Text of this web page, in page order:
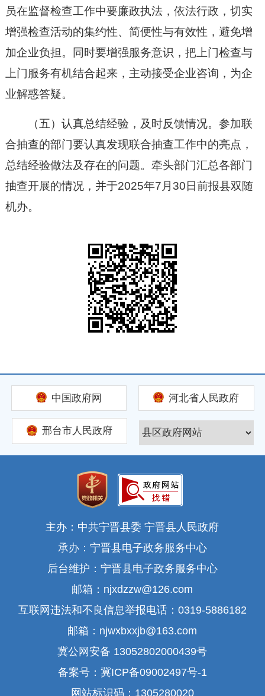
员在监督检查工作中要廉政执法，依法行政，切实
增强检查活动的集约性、简便性与有效性，避免增
加企业负担。同时要增强服务意识，把上门检查与
上门服务有机结合起来，主动接受企业咨询，为企
业解惑答疑。
（五）认真总结经验，及时反馈情况。参加联
合抽查的部门要认真发现联合抽查工作中的亮点，
总结经验做法及存在的问题。牵头部门汇总各部门
抽查开展的情况，并于2025年7月30日前报县双随
机办。
中国政府网 河北省人民政府
邢台市人民政府
主办：中共宁晋县委 宁晋县人民政府
承办：宁晋县电子政务服务中心
后台维护：宁晋县电子政务服务中心
邮箱：njxdzzw@126.com
互联网违法和不良信息举报电话：0319-5886182
邮箱：njwxbxxjb@163.com
冀公网安备 13052802000439号
备案号：冀ICP备09002497号-1
网站标识码：1305280020